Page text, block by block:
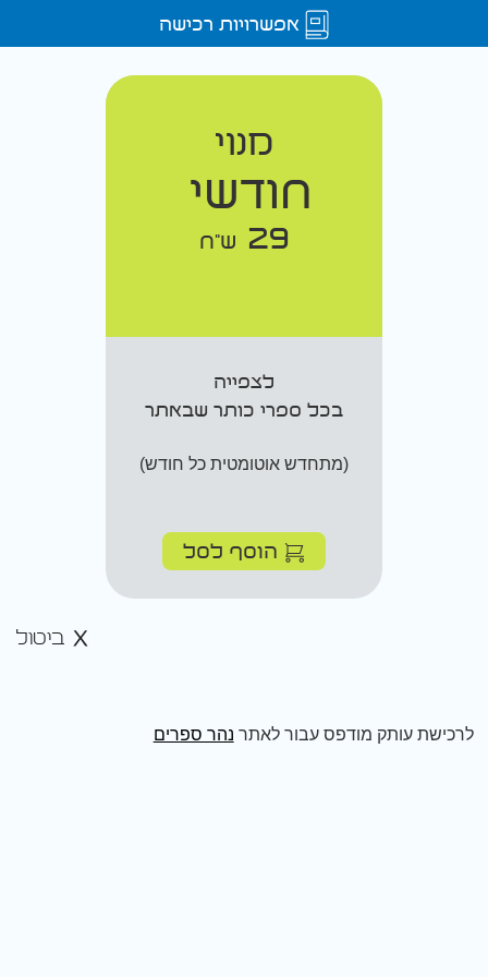
אפשרויות רכישה
מנוי
חודשי
29 ש"ח
לצפייה
בכל ספרי כותר שבאתר
(מתחדש אוטומטית כל חודש)
הוסף לסל
ביטול
לרכישת עותק מודפס עבור לאתר נהר ספרים